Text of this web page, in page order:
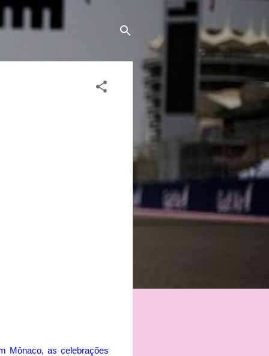
Mônaco, as celebrações